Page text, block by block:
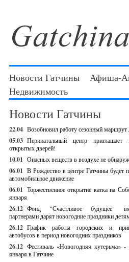
Новости Гатчины Афиша-
Недвижимость
Новости Гатчины
22.04 Возобновил работу сезонный
05.03 Перинатальный центр
открытых дверей!
10.01 Опасных веществ в воздухе не
06.01 В Рождество в центре Гатчины будет
автомобильное движение
06.01 Торжественное открытие катка на
января
26.12 Фонд "Счастливое будущее"
партнерами дарят новогодние праздники
26.12 График работы городских и
автобусов в период новогодних праздников
26.12 Фестиваль «Новогодняя кутерьма»
января в Гатчине